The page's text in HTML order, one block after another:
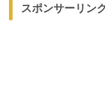
スポンサーリン